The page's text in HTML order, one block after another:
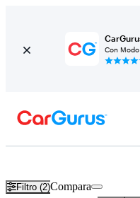
Con
Filtro (2)Compara